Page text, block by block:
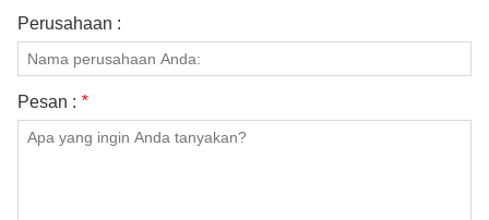
Perusahaan :
Pesan : *